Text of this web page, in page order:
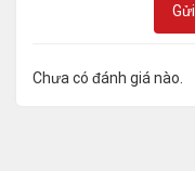
Chưa có đánh giá nào.